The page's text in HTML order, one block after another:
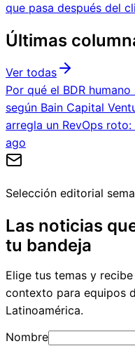
que pasa después del
Últimas
Ver todas
Por qué el BDR
según Bain Capital
arregla un RevOps
ago
Selección editorial
Las noticias
tu bandeja
Elige tus temas y
contexto para equipos
Latinoamérica.
Nombre